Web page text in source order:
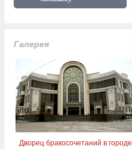
Галерея
Дворец бракосочетаний в городе